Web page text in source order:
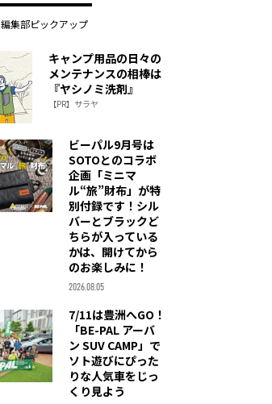
編集部ピックアップ
キャンプ用品の日々の
メンテナンスの相棒は
『ヤシノミ洗剤』
【PR】サラヤ
ビーパル9月号は
SOTOとのコラボ
企画「ミニマ
ル“旅”財布」が特
別付録です！シル
バーとブラックど
ちらが入っている
かは、開けてから
のお楽しみに！
2026.08.05
7/11は豊洲へGO！
「BE-PAL アーバ
ン SUV CAMP」で
ソト遊びにぴった
りな人気車をじっ
くり見よう